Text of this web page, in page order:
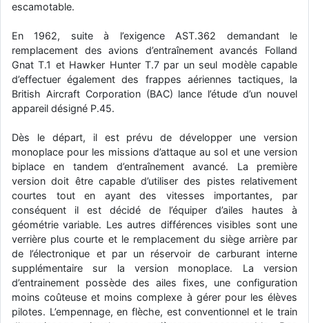
jericho
little boy: je vous souhaite un bon réveillon pour cette nouvelle
année!
jericho: Merci D9pouces, à mon tour de souhaiter un Joyeux Noël
et de bonnes fêtes de fin d'année.
d9pouces : mais tu peux tenter l'un des rares lycées militaires
comme le Prytanée dans la Sarthe, ça ne peut pas faire de mal !
d9pouces
: C'est plutôt après le lycée, voire après une prépa
scientifique, tu as donc encore un peu de temps devant toi
yaellerigolow
: bonjour a tous je suis un élève de première
passionnée par l'aviation militaire , pourrais je savoir que faire après
le lycée pour s'orienter et pouvoir devenir officier de l'armée de l'air?
d9pouces: lesquels, par exemple ?
mahmoud: bonsoir, très instructif ce site .mais nous aimerions avoir
les photo des anciens appareils de l'armée de l'air de la haute -volta
d9pouces: Ça me casse quand même bien les pieds, j’avoue
escamotable.
En 1962, suite à l’exigence AST.362 demandant le
remplacement des avions d’entraînement avancés Folland
Gnat T.1 et Hawker Hunter T.7 par un seul modèle capable
d’effectuer également des frappes aériennes tactiques, la
British Aircraft Corporation (BAC) lance l’étude d’un nouvel
appareil désigné P.45.
Dès le départ, il est prévu de développer une version
monoplace pour les missions d’attaque au sol et une version
biplace en tandem d’entraînement avancé. La première
version doit être capable d’utiliser des pistes relativement
courtes tout en ayant des vitesses importantes, par
conséquent il est décidé de l’équiper d’ailes hautes à
géométrie variable. Les autres différences visibles sont une
verrière plus courte et le remplacement du siège arrière par
de l’électronique et par un réservoir de carburant interne
supplémentaire sur la version monoplace. La version
d’entrainement possède des ailes fixes, une configuration
moins coûteuse et moins complexe à gérer pour les élèves
pilotes. L’empennage, en flèche, est conventionnel et le train